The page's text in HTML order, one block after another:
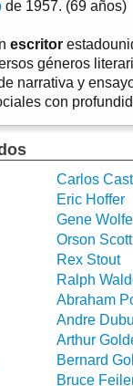
de 1957. (69 años)
escritor
géneros
narrativa y
con
Carlos
Eric Hoffer
Gene Wolfe
Orson
Rex Stout
Ralph
Abraham
Andre
Arthur
Bernard
Bruce